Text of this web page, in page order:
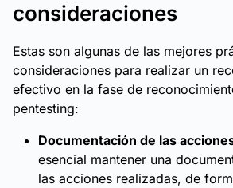
consideraciones
Estas son algunas de las mejores
consideraciones para realizar un
efectivo en la fase de
pentesting:
Documentación de las
esencial mantener una
las acciones realizadas, de